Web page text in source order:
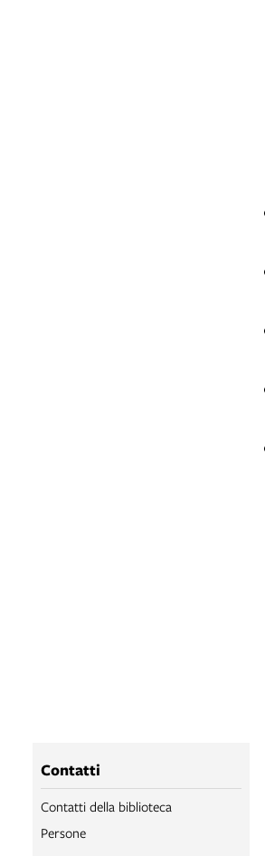
Contatti
Contatti della biblioteca
Persone